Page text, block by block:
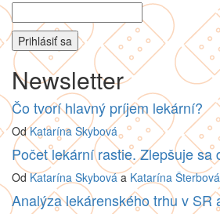
Newsletter
Čo tvorí hlavný príjem lekární?
OdKatarína Skybová
Počet lekární rastie. Zlepšuje sa
OdKatarína Skybováa Katarína Šterbová
Analýza lekárenského trhu v SR